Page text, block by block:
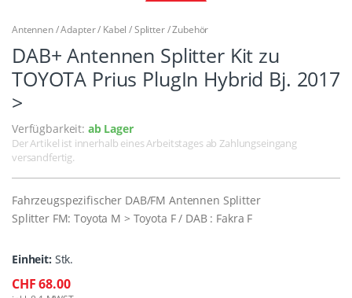
Antennen / Adapter / Kabel / Splitter / Zubehör
DAB+ Antennen Splitter Kit zu
TOYOTA Prius PlugIn Hybrid Bj. 2017
>
Verfügbarkeit: ab Lager
Der Artikel ist innerhalb eines Arbeitstages ab Zahlungseingang
versandfertig.
Fahrzeugspezifischer DAB/FM Antennen Splitter
Splitter FM: Toyota M > Toyota F / DAB : Fakra F
Einheit: Stk.
CHF 68.00